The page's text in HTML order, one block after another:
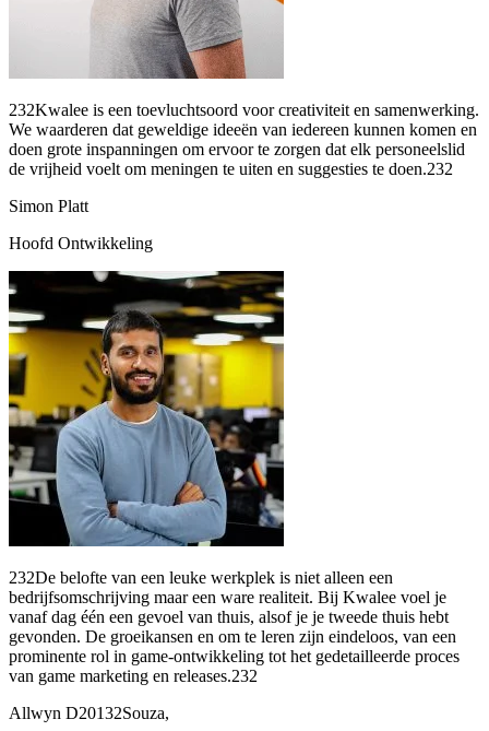
232Kwalee is een toevluchtsoord voor creativiteit en samenwerking.
We waarderen dat geweldige ideeën van iedereen kunnen komen en
doen grote inspanningen om ervoor te zorgen dat elk personeelslid
de vrijheid voelt om meningen te uiten en suggesties te doen.232
Simon Platt
Hoofd Ontwikkeling
232De belofte van een leuke werkplek is niet alleen een
bedrijfsomschrijving maar een ware realiteit. Bij Kwalee voel je
vanaf dag één een gevoel van thuis, alsof je je tweede thuis hebt
gevonden. De groeikansen en om te leren zijn eindeloos, van een
prominente rol in game-ontwikkeling tot het gedetailleerde proces
van game marketing en releases.232
Allwyn D20132Souza,